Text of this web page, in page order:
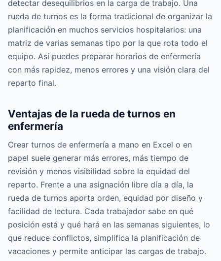
detectar desequilibrios en la carga de trabajo. Una
rueda de turnos es la forma tradicional de organizar la
planificación en muchos servicios hospitalarios: una
matriz de varias semanas tipo por la que rota todo el
equipo. Así puedes preparar horarios de enfermería
con más rapidez, menos errores y una visión clara del
reparto final.
Ventajas de la rueda de turnos en
enfermería
Crear turnos de enfermería a mano en Excel o en
papel suele generar más errores, más tiempo de
revisión y menos visibilidad sobre la equidad del
reparto. Frente a una asignación libre día a día, la
rueda de turnos aporta orden, equidad por diseño y
facilidad de lectura. Cada trabajador sabe en qué
posición está y qué hará en las semanas siguientes, lo
que reduce conflictos, simplifica la planificación de
vacaciones y permite anticipar las cargas de trabajo.